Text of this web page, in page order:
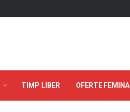
TIMP LIBER OFERTE FEMINA